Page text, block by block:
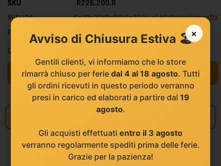
R226.200.R
S=10x30;D=20;B=100;L=140;Rotazione=DX
€ 117,12 €
Aggiungi al Carrello
punte elicoidali hs z2
4 eliche
×
Avviso di Chiusura Estiva 🏖️
Gentili clienti, vi informiamo che lo store
rimarrà chiuso per ferie dal 4 al 18 agosto. Tutti
gli ordini ricevuti in questo periodo verranno
presi in carico ed elaborati a partire dal 19
agosto.
Gli acquisti effettuati entro il 3 agosto
verranno regolarmente spediti prima delle ferie.
Grazie per la pazienza!